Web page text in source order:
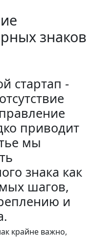
знаков
стартап -
приводит
мы
знака как
шагов,
и
крайне важно,